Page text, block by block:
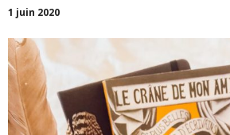
1 juin 2020